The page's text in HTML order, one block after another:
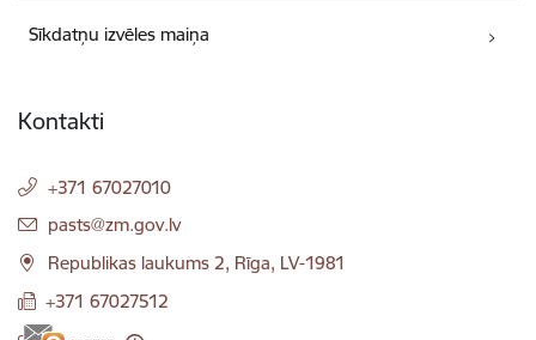
Sīkdatņu izvēles maiņa
Kontakti
+371 67027010
E-pasts:
pasts@zm.gov.lv
Republikas laukums 2, Rīga, LV-1981
+371 67027512